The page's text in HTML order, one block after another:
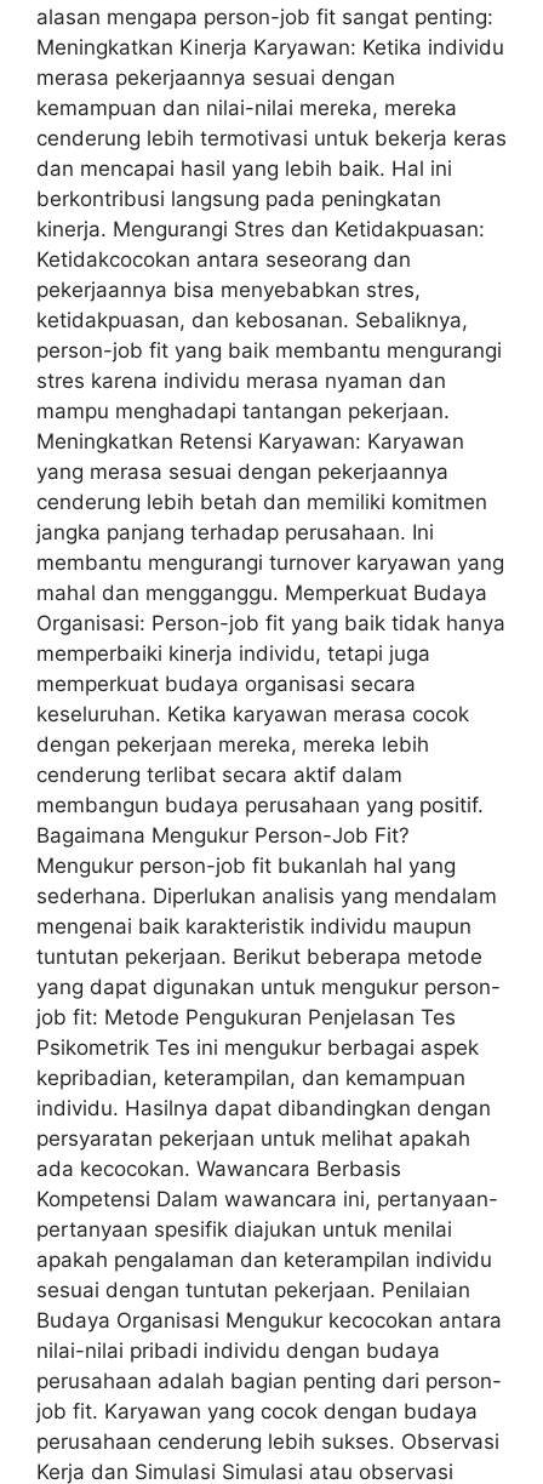
alasan mengapa person-job fit sangat penting:
Meningkatkan Kinerja Karyawan: Ketika individu
merasa pekerjaannya sesuai dengan
kemampuan dan nilai-nilai mereka, mereka
cenderung lebih termotivasi untuk bekerja keras
dan mencapai hasil yang lebih baik. Hal ini
berkontribusi langsung pada peningkatan
kinerja. Mengurangi Stres dan Ketidakpuasan:
Ketidakcocokan antara seseorang dan
pekerjaannya bisa menyebabkan stres,
ketidakpuasan, dan kebosanan. Sebaliknya,
person-job fit yang baik membantu mengurangi
stres karena individu merasa nyaman dan
mampu menghadapi tantangan pekerjaan.
Meningkatkan Retensi Karyawan: Karyawan
yang merasa sesuai dengan pekerjaannya
cenderung lebih betah dan memiliki komitmen
jangka panjang terhadap perusahaan. Ini
membantu mengurangi turnover karyawan yang
mahal dan mengganggu. Memperkuat Budaya
Organisasi: Person-job fit yang baik tidak hanya
memperbaiki kinerja individu, tetapi juga
memperkuat budaya organisasi secara
keseluruhan. Ketika karyawan merasa cocok
dengan pekerjaan mereka, mereka lebih
cenderung terlibat secara aktif dalam
membangun budaya perusahaan yang positif.
Bagaimana Mengukur Person-Job Fit?
Mengukur person-job fit bukanlah hal yang
sederhana. Diperlukan analisis yang mendalam
mengenai baik karakteristik individu maupun
tuntutan pekerjaan. Berikut beberapa metode
yang dapat digunakan untuk mengukur person-
job fit: Metode Pengukuran Penjelasan Tes
Psikometrik Tes ini mengukur berbagai aspek
kepribadian, keterampilan, dan kemampuan
individu. Hasilnya dapat dibandingkan dengan
persyaratan pekerjaan untuk melihat apakah
ada kecocokan. Wawancara Berbasis
Kompetensi Dalam wawancara ini, pertanyaan-
pertanyaan spesifik diajukan untuk menilai
apakah pengalaman dan keterampilan individu
sesuai dengan tuntutan pekerjaan. Penilaian
Budaya Organisasi Mengukur kecocokan antara
nilai-nilai pribadi individu dengan budaya
perusahaan adalah bagian penting dari person-
job fit. Karyawan yang cocok dengan budaya
perusahaan cenderung lebih sukses. Observasi
Kerja dan Simulasi Simulasi atau observasi